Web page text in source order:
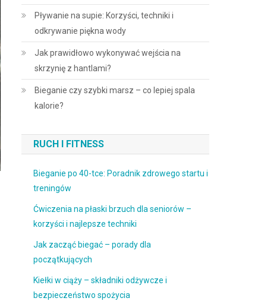
Pływanie na supie: Korzyści, techniki i
odkrywanie piękna wody
Jak prawidłowo wykonywać wejścia na
skrzynię z hantlami?
Bieganie czy szybki marsz – co lepiej spala
kalorie?
RUCH I FITNESS
Bieganie po 40-tce: Poradnik zdrowego startu i
treningów
Ćwiczenia na płaski brzuch dla seniorów –
korzyści i najlepsze techniki
Jak zacząć biegać – porady dla
początkujących
Kiełki w ciąży – składniki odżywcze i
bezpieczeństwo spożycia